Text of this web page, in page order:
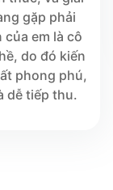
gặp phải
em là cô
do đó kiến
phong phú,
dễ tiếp thu.